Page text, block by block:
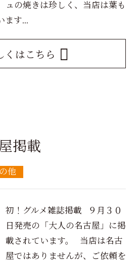
ュの焼きは珍しく、当店は葉も
ます...
くはこちら
掲載
他
初！グルメ雑誌掲載 ９月３０
日発売の「大人の名古屋」に掲
載されています。 当店は名古
屋ではありませんが、ご依頼を